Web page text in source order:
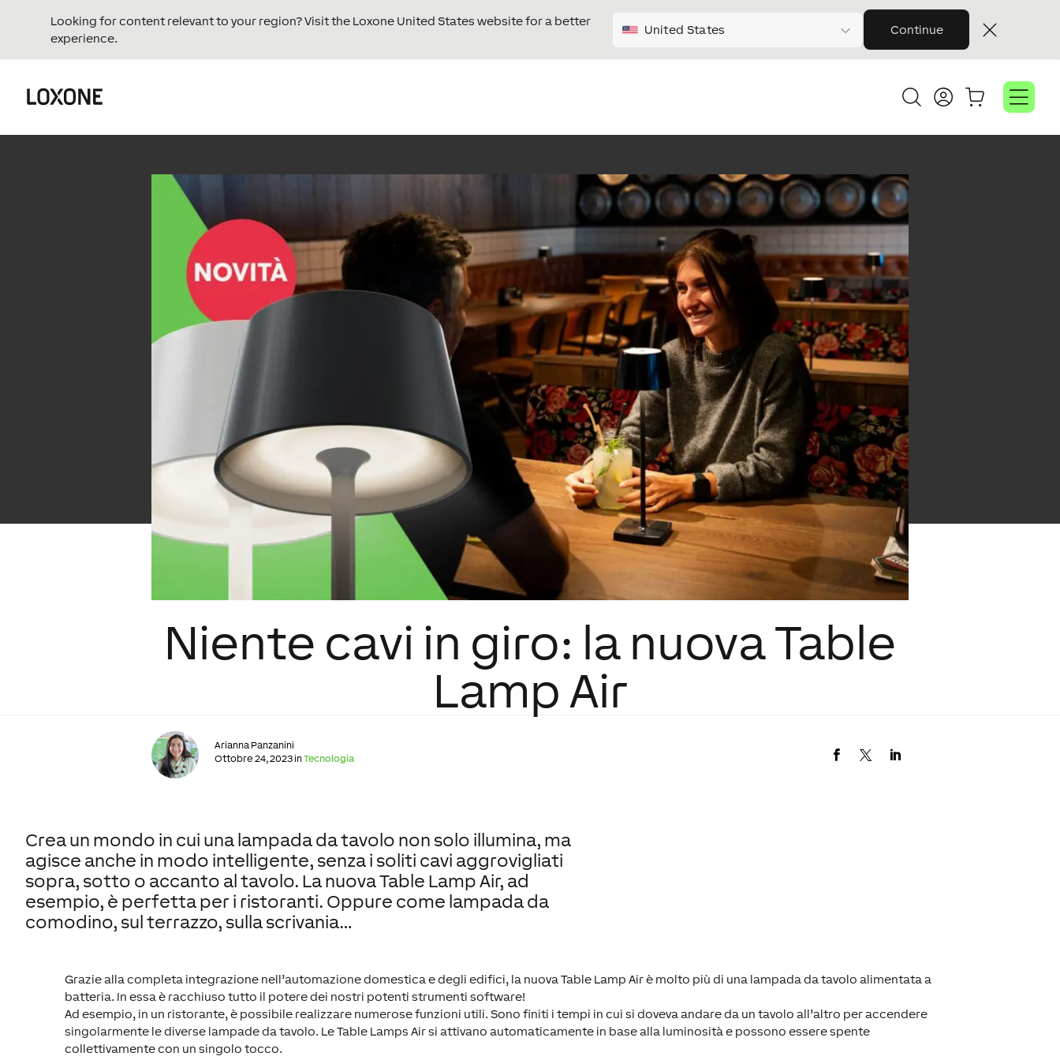
Looking for content relevant to your region? Visit the Loxone United States website for a better
experience.
United States Continue
Niente cavi in giro: la nuova Table
Lamp Air
Arianna Panzanini
Ottobre 24, 2023 inTecnologia
Crea un mondo in cui una lampada da tavolo non solo illumina, ma
agisce anche in modo intelligente, senza i soliti cavi aggrovigliati
sopra, sotto o accanto al tavolo. La nuova Table Lamp Air, ad
esempio, è perfetta per i ristoranti. Oppure come lampada da
comodino, sul terrazzo, sulla scrivania…
Grazie alla completa integrazione nell’automazione domestica e degli edifici, la nuova Table Lamp Air è molto più di una lampada da tavolo alimentata a
batteria. In essa è racchiuso tutto il potere dei nostri potenti strumenti software!
Ad esempio, in un ristorante, è possibile realizzare numerose funzioni utili. Sono finiti i tempi in cui si doveva andare da un tavolo all’altro per accendere
singolarmente le diverse lampade da tavolo. Le Table Lamps Air si attivano automaticamente in base alla luminosità e possono essere spente
collettivamente con un singolo tocco.